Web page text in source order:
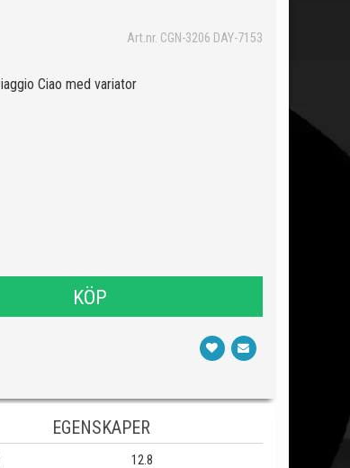
Art.nr. CGN-3206 DAY-7153
Ciao med variator
KÖP
EGENSKAPER
12.8